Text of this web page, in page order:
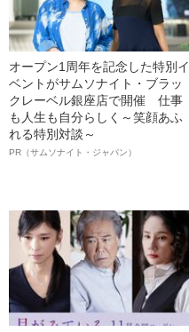
オープン1周年を記念した特別イ
ベントがサムソナイト・ブラッ
クレーベル銀座店で開催 仕事
も人生も自分らしく～笑顔あふ
れる特別対談～
PR（サムソナイト・ジャパン）